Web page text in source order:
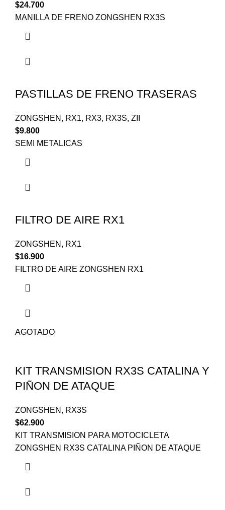
$24.700
MANILLA DE FRENO ZONGSHEN RX3S
PASTILLAS DE FRENO TRASERAS
ZONGSHEN , RX1, RX3, RX3S, ZII
$9.800
SEMI METALICAS
FILTRO DE AIRE RX1
ZONGSHEN , RX1
$16.900
FILTRO DE AIRE ZONGSHEN RX1
AGOTADO
KIT TRANSMISION RX3S CATALINA Y
PIÑON DE ATAQUE
ZONGSHEN , RX3S
$62.900
KIT TRANSMISION PARA MOTOCICLETA
ZONGSHEN RX3S CATALINA PIÑON DE ATAQUE